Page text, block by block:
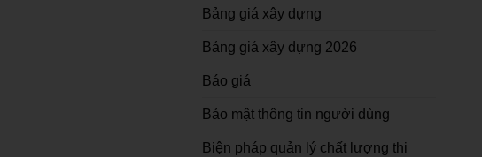
Bảng giá xây dựng
Bảng giá xây dựng 2026
Báo giá
Bảo mật thông tin người dùng
Biện pháp quản lý chất lượng thi